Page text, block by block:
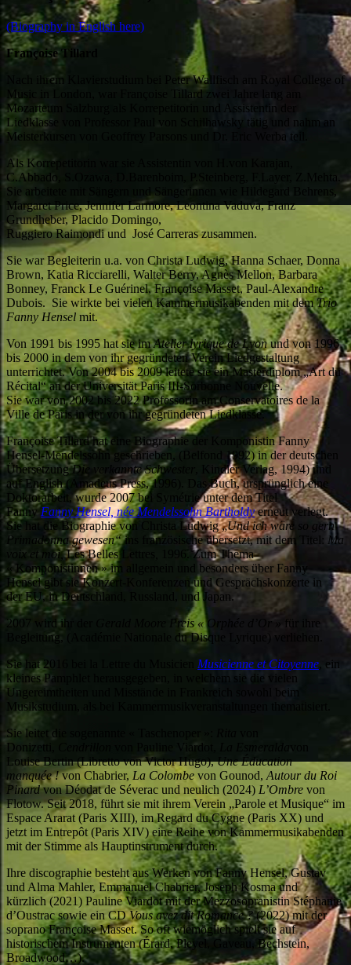
(Biography in English here)
Françoise Tillard
Nach ihrem Klavierstudium bei Peter Wallfisch am Royal College of
Music in London, war Françoise Tillard zwei Jahre lang am
Mozarteum Salzburg als Korrepetitorin und Assistentin der
Liedklasse von Professor Paul von Schilhawsky tätig und nahm an
Meisterkursen von Geoffrey Parsons und Dr. Eric Werba teil.
Als Korrepetitorin war sie Assistentin von H.von Karajan,
C.Abbado, S.Ozawa, D.Barenboim, P.Steinberg, F.Layer, Z.Mehta.
Sie arbeitete mit Sängern und Sängerinnen wie Hildegard Behrens,
Margaret Price, Jennifer Larmore, Leontina Vaduva, Franz
Grundheber, Placido Domingo,
Ruggiero Raimondi und José Carreras zusammen.
Sie war Begleiterin u.a. von Christa Ludwig, Hanna Schaer, Donna
Brown, Katia Ricciarelli, Walter Berry, Agnès Mellon, Barbara
Bonney, Franck Le Guérinel, Françoise Masset, Paul-Alexandre
Dubois. Sie wirkte bei vielen Kammermusikabenden mit demTrio
Fanny Hensel mit.
Von 1991 bis 1995 hat sie imAtelier lyrique de Lyonund von 1996
bis 2000 in dem von ihr gegründeten Verein Liedgestaltung
unterrichtet. Von 2004 bis 2009 leitete sie ein Masterdiplom „Art du
Récital“ an der Universität Paris III-Sorbonne Nouvelle.
Sie war von 2002 bis 2022 Professorin am Conservatoires de la
Ville de Paris in der von ihr gegründeten Liedklasse.
Françoise Tillard hat eine Biographie der Komponistin Fanny
Hensel-Mendelssohn geschrieben, (Belfond 1992) in der deutschen
ÜbersetzungDie verkannte Schwester
, Kindler Verlag, 1994) und
auf English (Amadeus Press, 1996). Das Buch, ursprünglich eine
Doktorarbeit, wurde 2007 bei Symétrie unter dem Titel
FannyFanny Hensel, née Mendelssohn Bartholdyerneut verlegt.
Sie hat die Biographie von Christa Ludwig „Und ich wäre so gern
Primadonna gewesen“ins französische übersetzt, mit dem Titel: Ma
voix et moi,Les Belles Lettres
1996. Zum Thema
« Komponistinnen » im allgemein und besonders über Fanny
Hensel gibt sie Konzert-Konferenzen und Gesprächskonzerte in
der EU, in Deutschland, Russland, und Japan.
2007 wird ihr der
Gerald Moore Preis « Orph Or » für ihre
Begleitung, (Académie Nationale du Disque Lyrique) verliehen.
Sie hat 2016 bei la Lettre du Musicien Musicienne et Citoyenne , ein
kleines Pamphlet herausgegeben, in welchem sie die vielen
Ungereimtheiten und Misstände in Frankreich sowohl beim
Musikstudium, als bei Kammermusikveranstaltungen thematisiert.
Sie leitet die sogenannte « Taschenoper »:
Donizetti,
von Pauline Viardot,
von
Louise Bertin (Libretto von Victor Hugo),Une Éducation
manquée !von Chabrier, La Colombe von Gounod, Autour du Roi
Pinardvon Déodat de Séverac und neulich (2024) L’Ombre von
Flotow. Seit 2018, führt sie mit ihrem Verein „Parole et Musique“ im
Espace Ararat (Paris XIII), im Regard du Cygne (Paris XX) und
jetzt im Entrepôt (Paris XIV) eine Reihe von Kammermusikabenden
mit der Stimme als Hauptinstrument durch.
Ihre discographie besteht aus Werken von Fanny Hensel, Gustav
und Alma Mahler, Emmanuel Chabrier, Joseph Kosma und
kürzlich (2021) Pauline Viardot mit der Mezzosopranistin Stéphanie
d’Oustrac sowie ein CDVous avez dit Romance ?(2022) mit der
soprano Françoise Masset. So oft wiemöglich spielt sie auf
historischem Instrumenten (Érard, Pleyel, Gaveau, Bechstein,
Broadwood…).